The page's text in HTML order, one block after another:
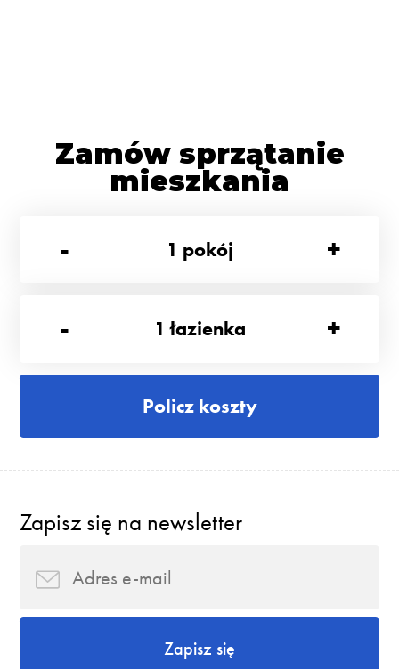
Zamów sprzątanie
mieszkania
-
1 pokój +
- 1 łazienka +
Policz koszty
Zapisz się na newsletter
Zapisz się